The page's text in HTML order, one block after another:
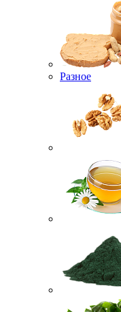
Разное